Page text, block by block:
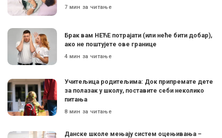
7 мин за читање
Брак вам НЕЋЕ потрајати (или неће бити добар),
ако не поштујете ове границе
4 мин за читање
Учитељица родитељима: Док припремате дете
за полазак у школу, поставите себи неколико
питања
8 мин за читање
Данске школе мењају систем оцењивања –